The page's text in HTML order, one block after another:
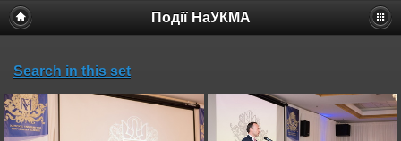
Події НаУКМА
Search in this set